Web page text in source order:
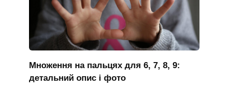
Множення на пальцях для 6, 7, 8, 9:
детальний опис і фото